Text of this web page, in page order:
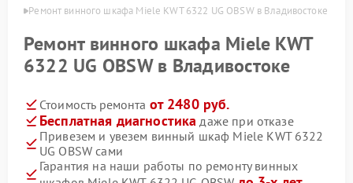
Ремонт винного шкафа Miele KWT 6322 UG OBSW в Владивостоке
Ремонт винного шкафа Miele KWT
6322 UG OBSW в Владивостоке
Стоимость ремонта от 2480 руб.
Бесплатная диагностика даже при отказе
Привезем и увезем винный шкаф Miele KWT 6322
UG OBSW сами
Гарантия на наши работы по ремонту винных